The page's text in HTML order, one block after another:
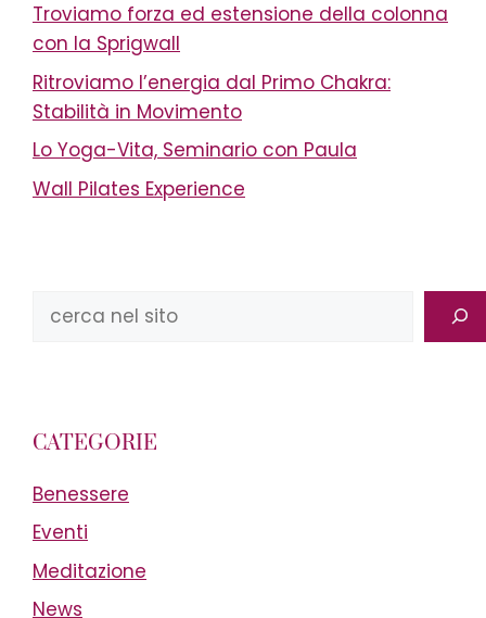
Troviamo forza ed estensione della colonna
con la Sprigwall
Ritroviamo l’energia dal Primo Chakra:
Stabilità in Movimento
Lo Yoga-Vita, Seminario con Paula
Wall Pilates Experience
CATEGORIE
Benessere
Eventi
Meditazione
News